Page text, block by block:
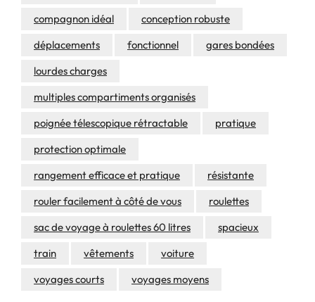
compagnon idéal
conception robuste
déplacements
fonctionnel
gares bondées
lourdes charges
multiples compartiments organisés
poignée télescopique rétractable
pratique
protection optimale
rangement efficace et pratique
résistante
rouler facilement à côté de vous
roulettes
sac de voyage à roulettes 60 litres
spacieux
train
vêtements
voiture
voyages courts
voyages moyens